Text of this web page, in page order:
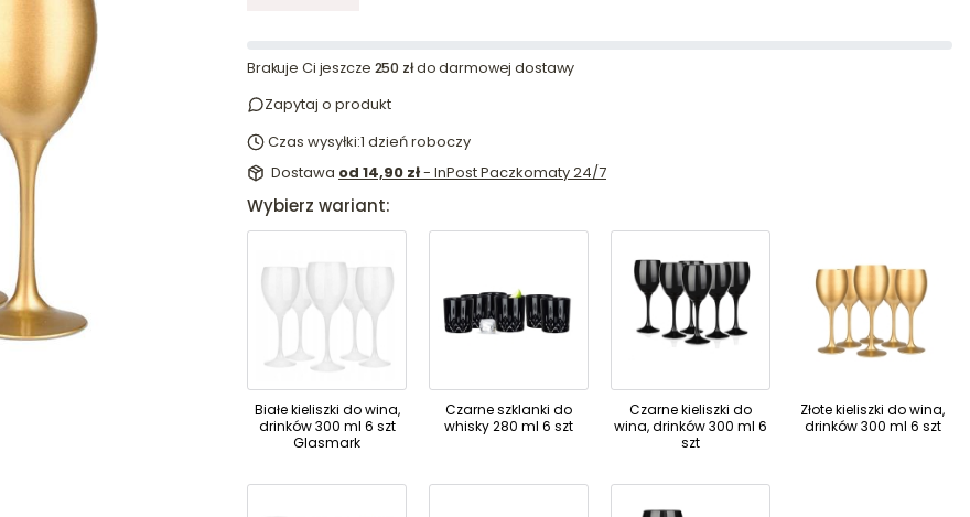
Brakuje Ci jeszcze 250 złdo darmowej dostawy
Zapytaj o produkt
Czas wysyłki:1 dzień roboczy
Dostawa od 14,90 zł- InPost Paczkomaty 24/7
Wybierz wariant:
Białe kieliszki do wina,
drinków 300 ml 6 szt
Glasmark
Czarne szklanki do
whisky 280 ml 6 szt
Czarne kieliszki do
wina, drinków 300 ml 6
szt
Złote kieliszki do wina,
drinków 300 ml 6 szt